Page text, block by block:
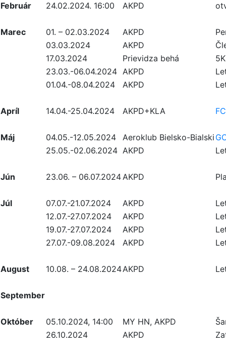
Február 24.02.2024. 16:00 AKPD
Marec 01. – 02.03.2024 AKPD
03.03.2024
AKPD
17.03.2024
Prievidza behá
23.03.-06.04.2024 AKPD
01.04.-08.04.2024
AKPD
Apríl 14.04.-25.04.2024 AKPD+KLA
Máj 04.05.-12.05.2024 Aeroklub Bielsko-Bialski
25.05.-02.06.2024 AKPD
Jún 23.06. – 06.07.2024AKPD
Júl 07.07.-21.07.2024 AKPD
12.07.-27.07.2024
AKPD
19.07.-27.07.2024
AKPD
27.07.-09.08.2024
AKPD
August 10.08. – 24.08.2024AKPD
September
Október 05.10.2024, 14:00 MY HN, AKPD
26.10.2024
AKPD